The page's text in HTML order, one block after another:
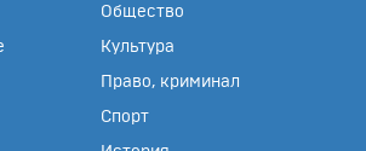
Общество
Культура
Право, криминал
Спорт